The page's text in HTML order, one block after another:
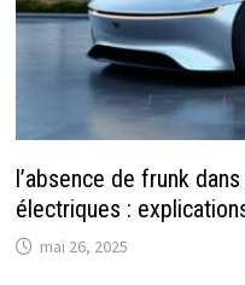
l’absence de frunk
électriques :
mai 26, 2025